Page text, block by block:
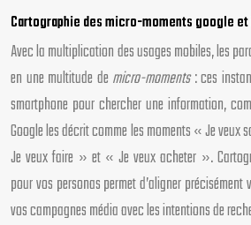
Cartographie des micro-moments google
Avec la multiplication des usages mobiles, les
en une multitude demicro-moments: ces
smartphone pour chercher une information,
Google les décrit comme les moments « Je
Je veux faire » et « Je veux acheter ».
pour vos personas permet d’aligner
vos campagnes média avec les intentions de